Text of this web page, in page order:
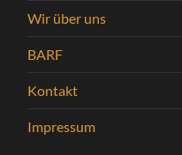
Wir über uns
BARF
Kontakt
Impressum